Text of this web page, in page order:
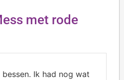
met rode
Ik had nog wat